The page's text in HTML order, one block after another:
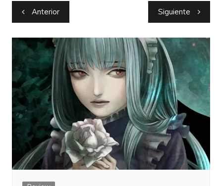
Navegación
de
entradas
Anterior Siguiente